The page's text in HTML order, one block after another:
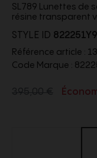
SL789 Lunettes de
résine transparent
STYLE ID
Référence article :
Code Marque :